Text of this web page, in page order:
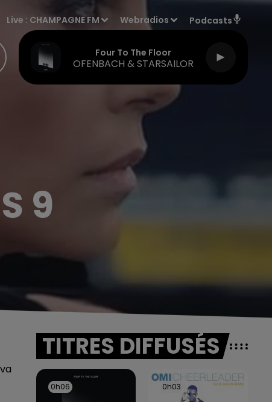
Live : CHAMPAGNE FM Webradios Podcasts
Four To The Floor
OFENBACH & STARSAILOR
9
TITRES DIFFUSÉS
0h06
0h06 0h03
0h03